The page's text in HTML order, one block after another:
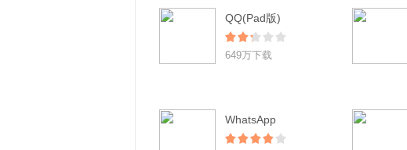
QQ(Pad版)
649万下载
WhatsApp